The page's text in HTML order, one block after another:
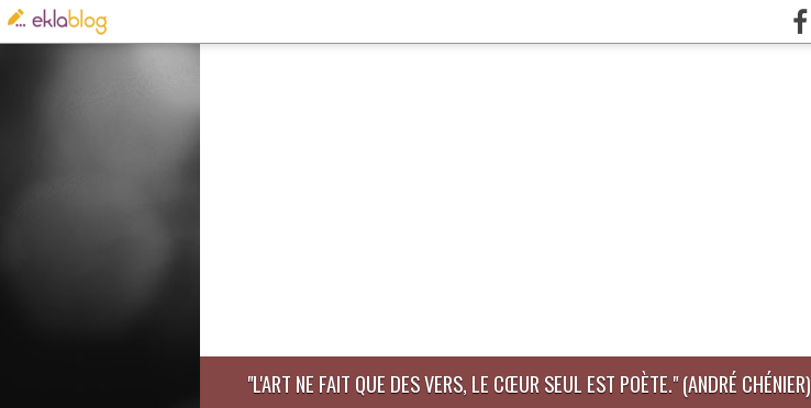
"L'ART NE FAIT QUE DES VERS, LE CŒUR SEUL EST POÈTE." (ANDRÉ CHÉNIER)